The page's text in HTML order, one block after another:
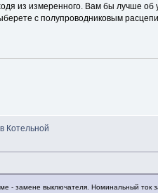
из измеренного. Вам бы лучше об
с полупроводниковым
Котельной
- замене выключателя. Номинальный ток